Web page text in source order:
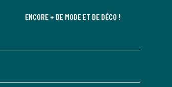
ENCORE + DE MODE ET DE DÉCO !